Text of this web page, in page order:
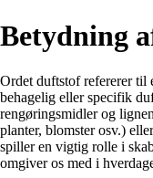
Betydning
Ordet duftstof refererer til
behagelig eller specifik
rengøringsmidler og
planter, blomster osv.)
spiller en vigtig rolle i
omgiver os med i